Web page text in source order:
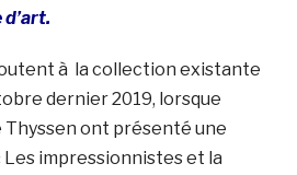
à la collection existante
dernier 2019, lorsque
Thyssen ont présenté une
impressionnistes et la